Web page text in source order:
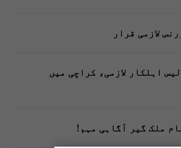
لازمی قرار
اہلکار لازمی، کراچی میں
ملک گیر آگاہی مہم!